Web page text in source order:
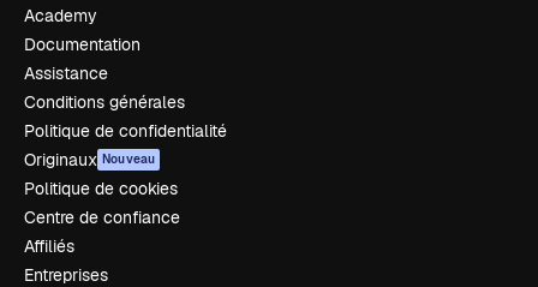
Academy
Documentation
Assistance
Conditions générales
Politique de confidentialité
Originaux Nouveau
Politique de cookies
Centre de confiance
Affiliés
Entreprises